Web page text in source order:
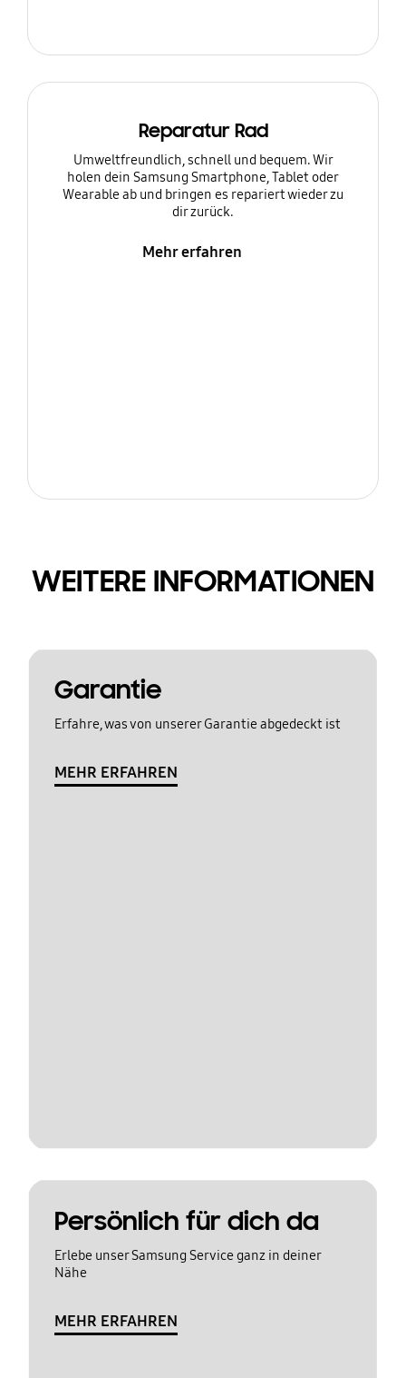
Reparatur Rad
Umweltfreundlich, schnell und bequem. Wir
holen dein Samsung Smartphone, Tablet oder
Wearable ab und bringen es repariert wieder zu
dir zurück.
Mehr erfahren
WEITERE INFORMATIONEN
Garantie
Erfahre, was von unserer Garantie abgedeckt ist
MEHR ERFAHREN
Persönlich für dich da
Erlebe unser Samsung Service ganz in deiner
Nähe
MEHR ERFAHREN